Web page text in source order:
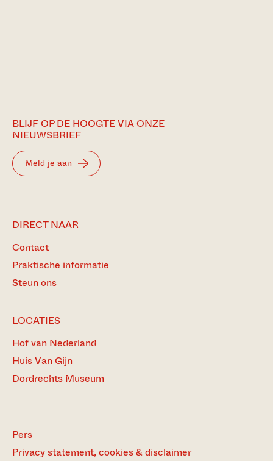
BLIJF OP DE HOOGTE VIA ONZE
NIEUWSBRIEF
Meld je aan
DIRECT NAAR
Contact
Praktische informatie
Steun ons
LOCATIES
Hof van Nederland
Huis Van Gijn
Dordrechts Museum
Pers
Privacy statement, cookies & disclaimer